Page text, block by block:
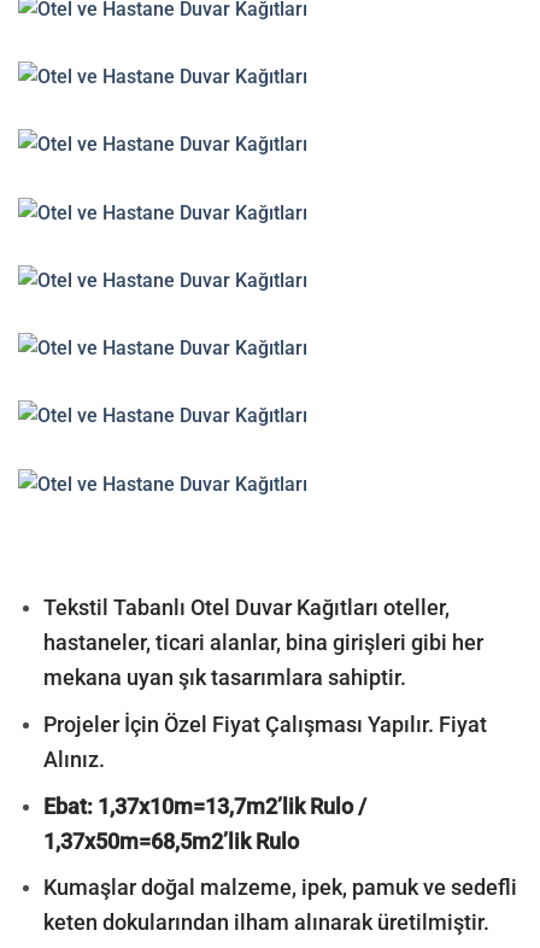
Tekstil Tabanlı Otel Duvar Kağıtları oteller,
hastaneler, ticari alanlar, bina girişleri gibi her
mekana uyan şık tasarımlara sahiptir.
Projeler İçin Özel Fiyat Çalışması Yapılır. Fiyat
Alınız.
Ebat: 1,37x10m=13,7m2’lik Rulo /
1,37x50m=68,5m2’lik Rulo
Kumaşlar doğal malzeme, ipek, pamuk ve sedefli
keten dokularından ilham alınarak üretilmiştir.